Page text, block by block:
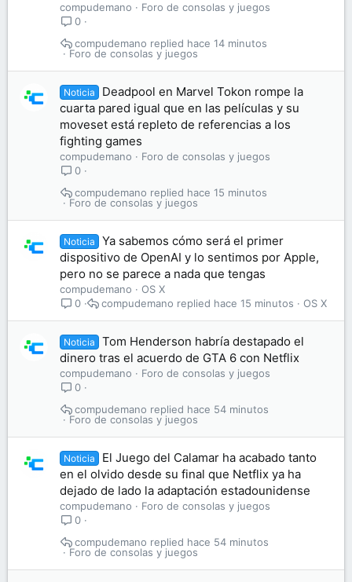
compudemano
Foro de consolas y juegos
0
Foro de consolas y juegos
hace 14 minutos
compudemano
Noticia
Deadpool en Marvel Tokon rompe la
cuarta pared igual que en las películas y su
moveset está repleto de referencias a los
fighting games
compudemano
Foro de consolas y juegos
0
Foro de consolas y juegos
hace 15 minutos
compudemano
Noticia
Ya sabemos cómo será el primer
dispositivo de OpenAI y lo sentimos por Apple,
pero no se parece a nada que tengas
compudemano
OS X
0
OS X
hace 15 minutos
compudemano
Noticia
Tom Henderson habría destapado el
dinero tras el acuerdo de GTA 6 con Netflix
compudemano
Foro de consolas y juegos
0
Foro de consolas y juegos
hace 54 minutos
compudemano
Noticia
El Juego del Calamar ha acabado tanto
en el olvido desde su final que Netflix ya ha
dejado de lado la adaptación estadounidense
compudemano
Foro de consolas y juegos
0
Foro de consolas y juegos
hace 54 minutos
compudemano